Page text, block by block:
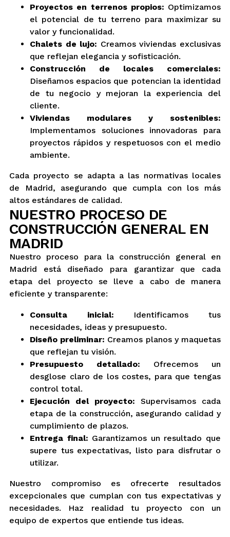
Proyectos en terrenos propios: Optimizamos
el potencial de tu terreno para maximizar su
valor y funcionalidad.
Chalets de lujo: Creamos viviendas exclusivas
que reflejan elegancia y sofisticación.
Construcción de locales comerciales:
Diseñamos espacios que potencian la identidad
de tu negocio y mejoran la experiencia del
cliente.
Viviendas modulares y sostenibles:
Implementamos soluciones innovadoras para
proyectos rápidos y respetuosos con el medio
ambiente.
Cada proyecto se adapta a las normativas locales
de Madrid, asegurando que cumpla con los más
altos estándares de calidad.
NUESTRO PROCESO DE
CONSTRUCCIÓN GENERAL EN
MADRID
Nuestro proceso para la construcción general en
Madrid está diseñado para garantizar que cada
etapa del proyecto se lleve a cabo de manera
eficiente y transparente:
Consulta inicial: Identificamos tus
necesidades, ideas y presupuesto.
Diseño preliminar: Creamos planos y maquetas
que reflejan tu visión.
Presupuesto detallado: Ofrecemos un
desglose claro de los costes, para que tengas
control total.
Ejecución del proyecto: Supervisamos cada
etapa de la construcción, asegurando calidad y
cumplimiento de plazos.
Entrega final: Garantizamos un resultado que
supere tus expectativas, listo para disfrutar o
utilizar.
Nuestro compromiso es ofrecerte resultados
excepcionales que cumplan con tus expectativas y
necesidades. Haz realidad tu proyecto con un
equipo de expertos que entiende tus ideas.